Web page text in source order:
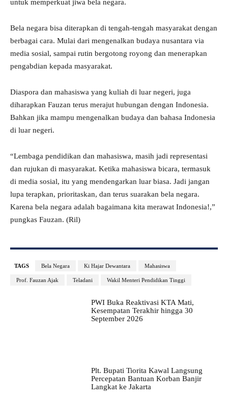
untuk memperkuat jiwa bela negara.
Bela negara bisa diterapkan di tengah-tengah masyarakat dengan
berbagai cara. Mulai dari mengenalkan budaya nusantara via
media sosial, sampai rutin bergotong royong dan menerapkan
pengabdian kepada masyarakat.
Diaspora dan mahasiswa yang kuliah di luar negeri, juga
diharapkan Fauzan terus merajut hubungan dengan Indonesia.
Bahkan jika mampu mengenalkan budaya dan bahasa Indonesia
di luar negeri.
“Lembaga pendidikan dan mahasiswa, masih jadi representasi
dan rujukan di masyarakat. Ketika mahasiswa bicara, termasuk
di media sosial, itu yang mendengarkan luar biasa. Jadi jangan
lupa terapkan, prioritaskan, dan terus suarakan bela negara.
Karena bela negara adalah bagaimana kita merawat Indonesia!,”
pungkas Fauzan. (Ril)
TAGS Bela Negara Ki Hajar Dewantara Mahasiswa
Prof. Fauzan Ajak Teladani Wakil Menteri Pendidikan Tinggi
PWI Buka Reaktivasi KTA Mati,
Kesempatan Terakhir hingga 30
September 2026
Plt. Bupati Tiorita Kawal Langsung
Percepatan Bantuan Korban Banjir
Langkat ke Jakarta